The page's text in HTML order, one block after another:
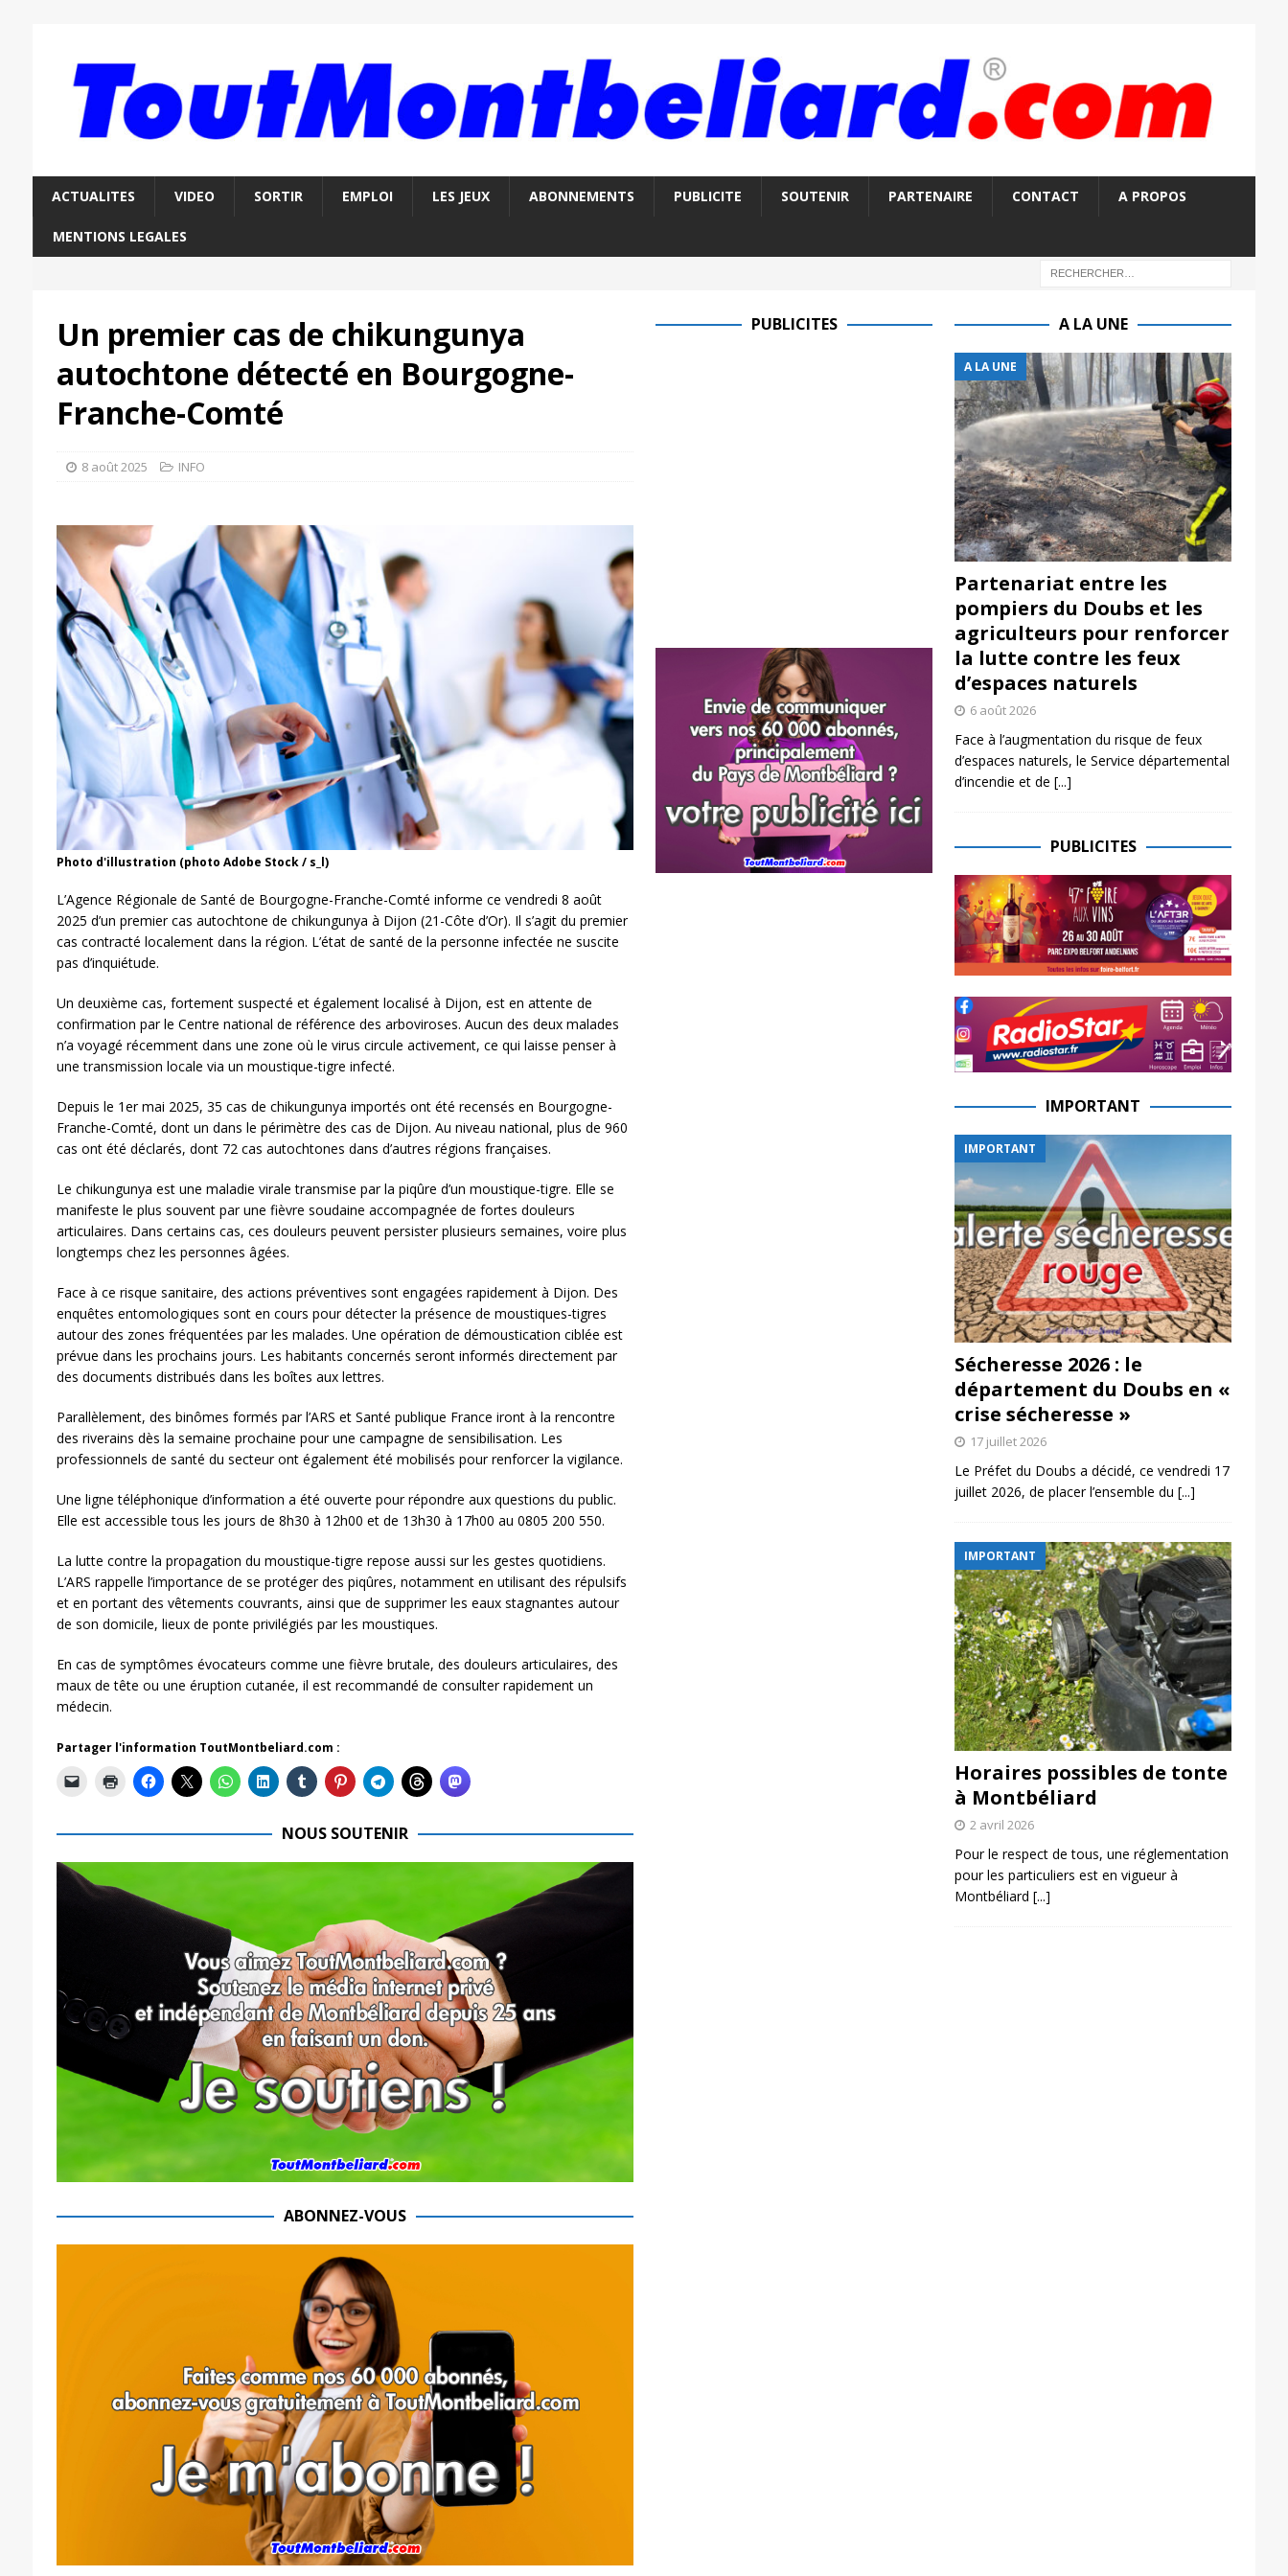
ACTUALITES VIDEO SORTIR EMPLOI LES JEUX ABONNEMENTS PUBLICITE SOUTENIR PARTENAIRE CONTACT A PROPOS
MENTIONS LEGALES
Un premier cas de chikungunya
autochtone détecté en Bourgogne-
Franche-Comté
8 août 2025 INFO
Photo d'illustration (photo Adobe Stock / s_l)
L’Agence Régionale de Santé de Bourgogne-Franche-Comté informe ce vendredi 8 août
2025 d’un premier cas autochtone de chikungunya à Dijon (21-Côte d’Or). Il s’agit du premier
cas contracté localement dans la région. L’état de santé de la personne infectée ne suscite
pas d’inquiétude.
Un deuxième cas, fortement suspecté et également localisé à Dijon, est en attente de
confirmation par le Centre national de référence des arboviroses. Aucun des deux malades
n’a voyagé récemment dans une zone où le virus circule activement, ce qui laisse penser à
une transmission locale via un moustique-tigre infecté.
Depuis le 1er mai 2025, 35 cas de chikungunya importés ont été recensés en Bourgogne-
Franche-Comté, dont un dans le périmètre des cas de Dijon. Au niveau national, plus de 960
cas ont été déclarés, dont 72 cas autochtones dans d’autres régions françaises.
Le chikungunya est une maladie virale transmise par la piqûre d’un moustique-tigre. Elle se
manifeste le plus souvent par une fièvre soudaine accompagnée de fortes douleurs
articulaires. Dans certains cas, ces douleurs peuvent persister plusieurs semaines, voire plus
longtemps chez les personnes âgées.
Face à ce risque sanitaire, des actions préventives sont engagées rapidement à Dijon. Des
enquêtes entomologiques sont en cours pour détecter la présence de moustiques-tigres
autour des zones fréquentées par les malades. Une opération de démoustication ciblée est
prévue dans les prochains jours. Les habitants concernés seront informés directement par
des documents distribués dans les boîtes aux lettres.
Parallèlement, des binômes formés par l’ARS et Santé publique France iront à la rencontre
des riverains dès la semaine prochaine pour une campagne de sensibilisation. Les
professionnels de santé du secteur ont également été mobilisés pour renforcer la vigilance.
Une ligne téléphonique d’information a été ouverte pour répondre aux questions du public.
Elle est accessible tous les jours de 8h30 à 12h00 et de 13h30 à 17h00 au 0805 200 550.
La lutte contre la propagation du moustique-tigre repose aussi sur les gestes quotidiens.
L’ARS rappelle l’importance de se protéger des piqûres, notamment en utilisant des répulsifs
et en portant des vêtements couvrants, ainsi que de supprimer les eaux stagnantes autour
de son domicile, lieux de ponte privilégiés par les moustiques.
En cas de symptômes évocateurs comme une fièvre brutale, des douleurs articulaires, des
maux de tête ou une éruption cutanée, il est recommandé de consulter rapidement un
médecin.
Partager l'information ToutMontbeliard.com :
NOUS SOUTENIR
ABONNEZ-VOUS
PUBLICITES A LA UNE
A LA UNE
Partenariat entre les
pompiers du Doubs et les
agriculteurs pour renforcer
la lutte contre les feux
d’espaces naturels
6 août 2026
Face à l’augmentation du risque de feux
d’espaces naturels, le Service départemental
d’incendie et de [...]
PUBLICITES
IMPORTANT
IMPORTANT
Sécheresse 2026 : le
département du Doubs en «
crise sécheresse »
17 juillet 2026
Le Préfet du Doubs a décidé, ce vendredi 17
juillet 2026, de placer l’ensemble du [...]
IMPORTANT
Horaires possibles de tonte
à Montbéliard
2 avril 2026
Pour le respect de tous, une réglementation
pour les particuliers est en vigueur à
Montbéliard [...]